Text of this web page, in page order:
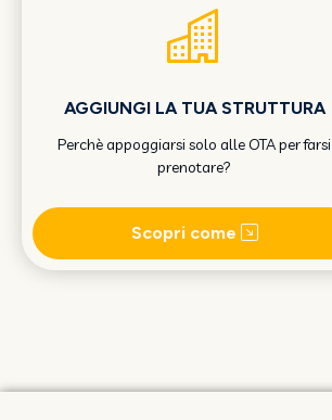
AGGIUNGI LA TUA STRUTTURA
Perchè appoggiarsi solo alle OTA per farsi
prenotare?
Scopri come